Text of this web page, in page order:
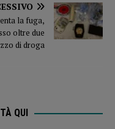
la fuga,
oltre due
di droga
QUI